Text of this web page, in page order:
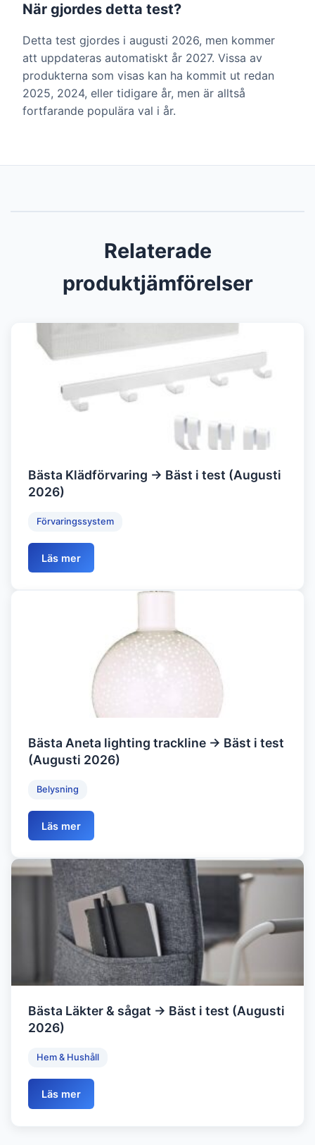
När gjordes detta test?
Detta test gjordes i augusti 2026, men kommer
att uppdateras automatiskt år 2027. Vissa av
produkterna som visas kan ha kommit ut redan
2025, 2024, eller tidigare år, men är alltså
fortfarande populära val i år.
Relaterade
produktjämförelser
Bästa Klädförvaring → Bäst i test (Augusti
2026)
Förvaringssystem
Läs mer
Bästa Aneta lighting trackline → Bäst i test
(Augusti 2026)
Belysning
Läs mer
Bästa Läkter & sågat → Bäst i test (Augusti
2026)
Hem & Hushåll
Läs mer